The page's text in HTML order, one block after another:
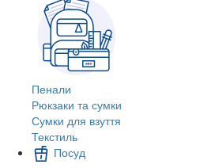
Пенали
Рюкзаки та сумки
Сумки для взуття
Текстиль
Посуд